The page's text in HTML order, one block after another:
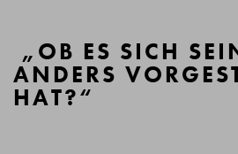
„OB ES SICH
ANDERS
HAT?“